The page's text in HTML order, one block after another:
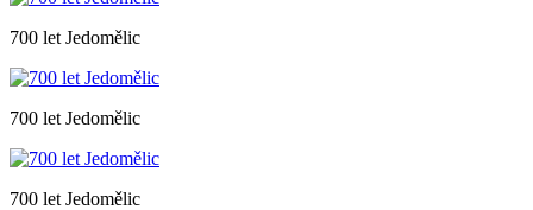
700 let Jedomělic
700 let Jedomělic
700 let Jedomělic